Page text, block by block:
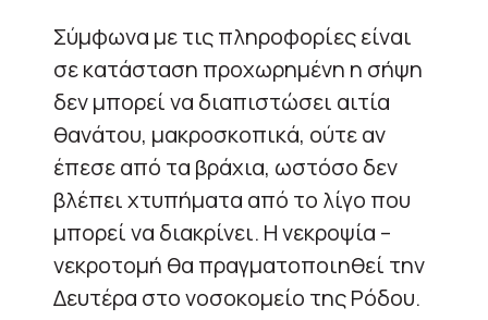
Σύμφωνα με τις πληροφορίες είναι
σε κατάσταση προχωρημένη η σήψη
δεν μπορεί να διαπιστώσει αιτία
θανάτου, μακροσκοπικά, ούτε αν
έπεσε από τα βράχια, ωστόσο δεν
βλέπει χτυπήματα από το λίγο που
μπορεί να διακρίνει. Η νεκροψία –
νεκροτομή θα πραγματοποιηθεί την
Δευτέρα στο νοσοκομείο της Ρόδου.